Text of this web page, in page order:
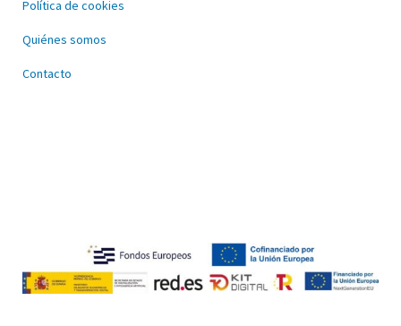
Política de cookies
Quiénes somos
Contacto